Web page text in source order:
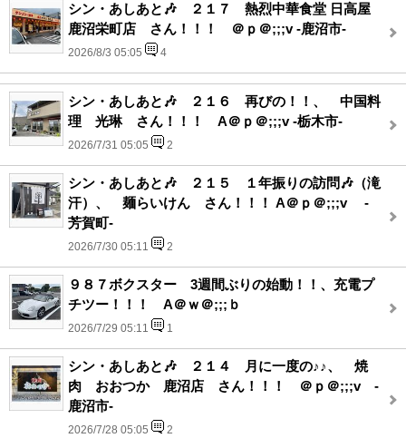
シン・あしあと🎶 ２１７ 熱烈中華食堂 日高屋
鹿沼栄町店 さん！！！ ＠ｐ＠;;;v -鹿沼市-
2026/8/3 05:05 4
シン・あしあと🎶 ２１６ 再びの！！、 中国料
理 光琳 さん！！！ A＠ｐ＠;;;v -栃木市-
2026/7/31 05:05 2
シン・あしあと🎶 ２１５ １年振りの訪問🎶（滝
汗）、 麺らいけん さん！！！ A＠ｐ＠;;;v -
芳賀町-
2026/7/30 05:11 2
９８７ボクスター 3週間ぶりの始動！！、充電プ
チツー！！！ A＠ｗ＠;;;ｂ
2026/7/29 05:11 1
シン・あしあと🎶 ２１４ 月に一度の♪♪、 焼
肉 おおつか 鹿沼店 さん！！！ ＠ｐ＠;;;v -
鹿沼市-
2026/7/28 05:05 2